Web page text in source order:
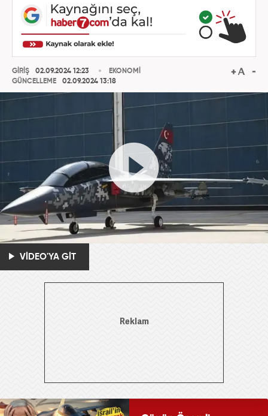
GİRİŞ
02.09.2024 12:23
GÜNCELLEME
02.09.2024 13:18
EKONOMİ
VİDEO'YA GİT